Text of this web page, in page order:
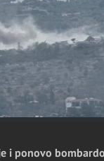
i ponovo